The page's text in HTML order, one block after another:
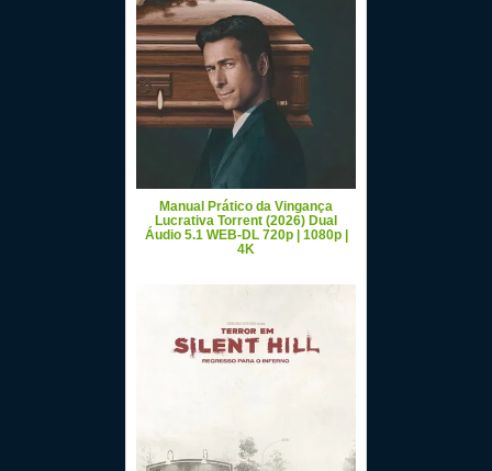
Manual Prático da Vingança
Lucrativa Torrent (2026) Dual
Áudio 5.1 WEB-DL 720p | 1080p |
4K